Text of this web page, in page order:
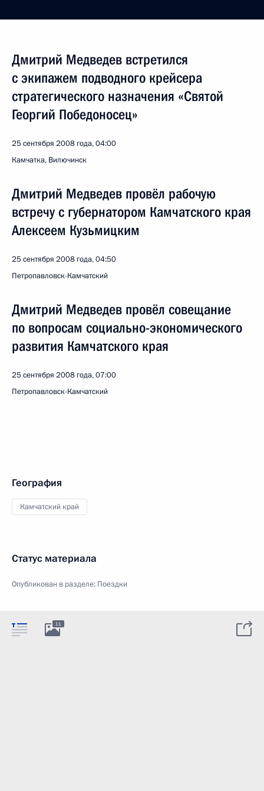
Дмитрий Медведев встретился
с экипажем подводного крейсера
стратегического назначения «Святой
Георгий Победоносец»
25 сентября 2008 года, 04:00
Камчатка, Вилючинск
Дмитрий Медведев провёл рабочую
встречу с губернатором Камчатского края
Алексеем Кузьмицким
25 сентября 2008 года, 04:50
Петропавловск-Камчатский
Дмитрий Медведев провёл совещание
по вопросам социально-экономического
развития Камчатского края
25 сентября 2008 года, 07:00
Петропавловск-Камчатский
География
Камчатский край
Статус материала
Опубликован в разделе: Поездки
11